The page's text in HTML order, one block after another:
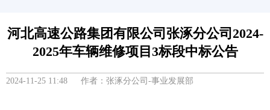
河北高速公路集团有限公司张涿分公司2024-
2025年车辆维修项目3标段中标公告
2024-11-25 11:48 作者：张涿分公司-事业发展部